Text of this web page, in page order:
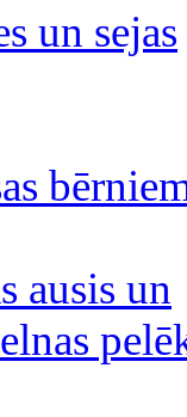
un sejas
ausis un